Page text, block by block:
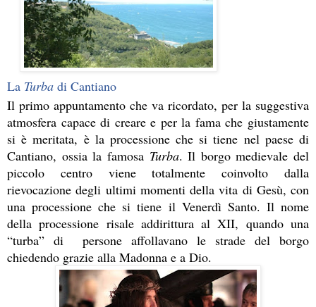
La Turba di Cantiano
Il primo appuntamento che va ricordato, per la suggestiva
atmosfera capace di creare e per la fama che giustamente
si è meritata, è la processione che si tiene nel paese di
Cantiano, ossia la famosa Turba. Il borgo medievale del
piccolo centro viene totalmente coinvolto dalla
rievocazione degli ultimi momenti della vita di Gesù, con
una processione che si tiene il Venerdì Santo. Il nome
della processione risale addirittura al XII, quando una
“turba” di  persone affollavano le strade del borgo
chiedendo grazie alla Madonna e a Dio.